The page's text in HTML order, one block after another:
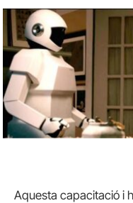
Aquesta capacitació i